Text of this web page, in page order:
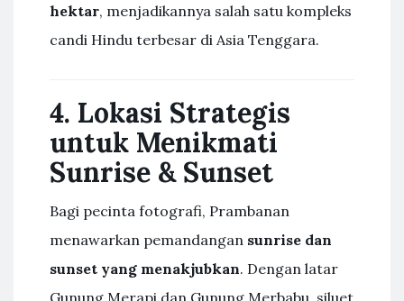
hektar, menjadikannya salah satu kompleks
candi Hindu terbesar di Asia Tenggara.
4. Lokasi Strategis
untuk Menikmati
Sunrise & Sunset
Bagi pecinta fotografi, Prambanan
menawarkan pemandangan sunrise dan
sunset yang menakjubkan. Dengan latar
Gunung Merapi dan Gunung Merbabu, siluet